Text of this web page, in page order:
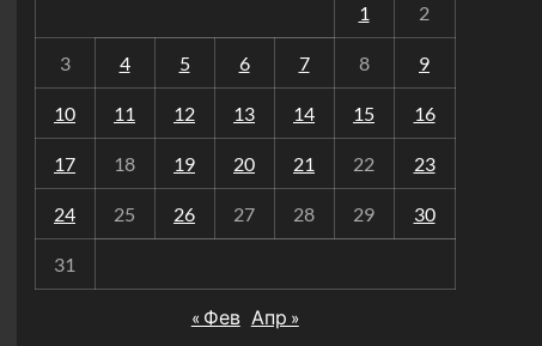
1
2
3 4 5 6 7 8 9
10 11 12 13 14 15 16
17 18 19 20 21 22 23
24 25 26 27 28 29 30
31
« Фев Апр »